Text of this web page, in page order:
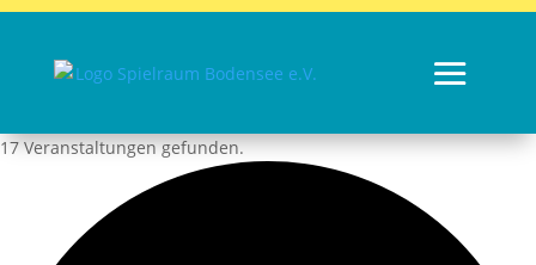
17 Veranstaltungen gefunden.